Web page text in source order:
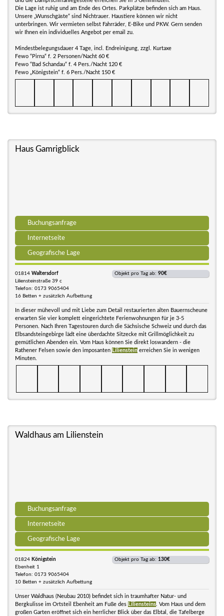
Die Lage ist ruhig und am Ende des Ortes. Parkplätze befinden sich am Haus.
Unsere „Wunschgäste“ sind Nichtrauer. Haustiere können wir nicht
unterbringen. Wir vermieten selbst Fahrräder, E-Bike und PKW. Gern senden
wir Ihnen ein individuelles Angebot per email zu.
Mindestbelegungsdauer 4 Tage, incl. Endreinigung, zzgl. Kurtaxe
Fewo “Pirna“ f. 2 Personen/Nacht 60 €
Fewo “Bad Schandau“ f. 4 Pers./Nacht 120 €
Fewo „Königstein“ f. 6 Pers./Nacht 150 €
Haus Gamrigblick
Buchungsanfrage
Internetseite
Geografische Lage
01814 Waltersdorf
Liliensteinstraße 39 c
Telefon: 0173 9065404
16 Betten + zusätzlich Aufbettung
Objekt pro Tag ab: 90€
In dieser mühevoll und mit Liebe zum Detail restaurierten alten Bauernscheune
erwarten Sie vier komplett eingerichtete Ferienwohnungen für je 3-5
Personen. Nach Ihren Tagestouren durch die Sächsische Schweiz und durch das
Elbsandsteingebirge lädt eine überdachte Sitzecke mit Grillmöglichkeit zu
gemütlichen Abenden ein. Vom Haus können Sie direkt loswandern - die
Rathener Felsen sowie den imposanten Lilienstein erreichen Sie in wenigen
Minuten.
Waldhaus am Lilienstein
Buchungsanfrage
Internetseite
Geografische Lage
01824 Königstein
Ebenheit 1
Telefon: 0173 9065404
10 Betten + zusätzlich Aufbettung
Objekt pro Tag ab: 130€
Unser Waldhaus (Neubau 2010) befindet sich in traumhafter Natur- und
Bergkulisse im Ortsteil Ebenheit am Fuße des Liliensteins . Vom Haus und dem
großen Garten eröffnet sich ein herrlicher Blick über das Elbtal, die Tafelberge